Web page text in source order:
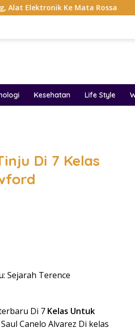
Mata Rossa Project Pop
Kesehatan Life Style
Di 7 Kelas
Sejarah Terence
Di 7 Kelas Untuk
Canelo Alvarez Di kelas